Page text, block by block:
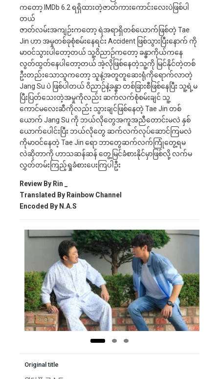
ကတော့ IMDb 6.2 ရရှိထားတဲ့ဇာတ်ကားကောင်းလေးပဲဖြစ်ပါ
တယ်
ဇာတ်လမ်းအကျဉ်းကတော့ ရဲအရာရှိတစ်ယောက်ဖြစ်တဲ့ Tae
Jin ဟာ အမှုတစ်ခုစုံစမ်းနေရင်း Accident ဖြစ်သွားပြီးနောက် ကို
မာဝင်သွားပါတော့တယ် သူ့ဝိညာဉ်ကတော့ ခန္ဓာကိုယ်ကနေ
လွတ်ထွတ်နေပါတော့တယ် အဲ့လိုဖြစ်နေတဲ့သူ့ကို မြင်နိုင်တဲ့တစ်
ဦးတည်းသောသူကတော့ သူနဲ့အတူတူဆေးရုံကိုရောက်လာတဲ့
Jang Su ပဲ ဖြစ်ပါတယ် ဝိညာဉ်နဲ့ခန္ဓာ တစ်ခြားစီဖြစ်နေပြီး သူ့ရဲ့မ
ပြီးပြတ်သေးတဲ့အမှုကိုလည်း ဆက်လက်စုံစမ်းချင် သူ့
ကောင်မလေးဆီကိုလည်း သွားချင်ဖြစ်နေတဲ့ Tae Jin တစ်
ယောက် Jang Su ကို ဘယ်လိုတွေအကူအညီတောင်းမလဲ နှစ်
ယောက်ပေါင်းပြီး ဘယ်လိုတွေ ဆက်လက်လုပ်ဆောင်ကြမလဲ
ကိုမာဝင်နေတဲ့ Tae Jin ရော ဘာတွေဆက်လက်ကြုံတွေ့ရမ
လဲဆိုတာကို ဟာသဆန်ဆန် တွေ့မြင်ခံစားနိုင်မှာဖြစ်လို့ လက်မ
လွှတ်တမ်းကြည့်ရှုခံစားပေးကြပါဦး
Review By Rin _
Translated By Rainbow Channel
Encoded By N.A.S
Original title